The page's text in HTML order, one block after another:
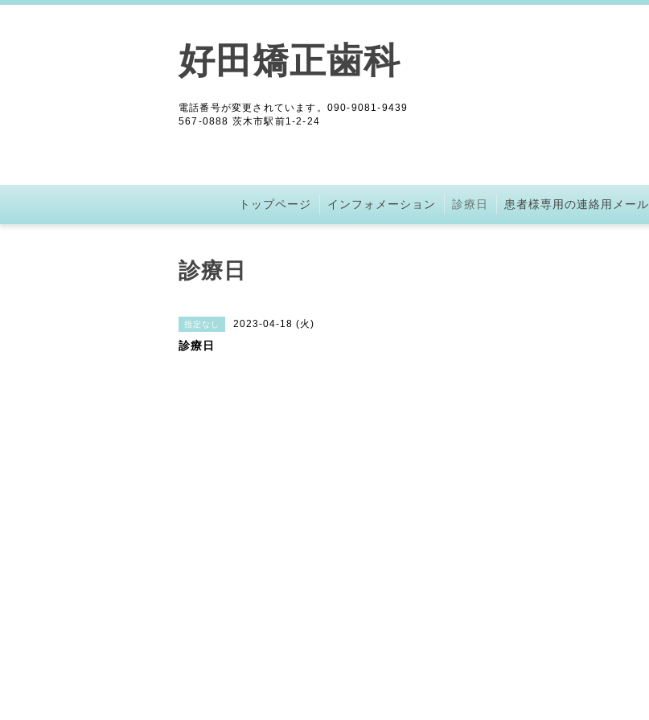
好田矯正歯科
電話番号が変更されています。090-9081-9439
567-0888 茨木市駅前1-2-24
トップページ インフォメーション 診療日 患者様専用の連絡用メール
診療日
指定なし 2023-04-18 (火)
診療日